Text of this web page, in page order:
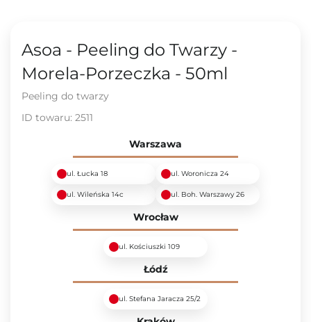
Asoa - Peeling do Twarzy -
Morela-Porzeczka - 50ml
Peeling do twarzy
ID towaru: 2511
Warszawa
ul. Łucka 18 ul. Woronicza 24
ul. Wileńska 14c ul. Boh. Warszawy 26
Wrocław
ul. Kościuszki 109
Łódź
ul. Stefana Jaracza 25/2